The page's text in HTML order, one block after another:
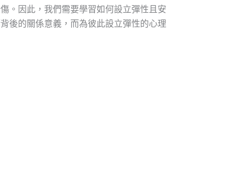
。因此，我們需要學習如何設立彈性且安
後的關係意義，而為彼此設立彈性的心理